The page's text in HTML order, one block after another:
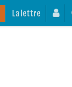
La lettre